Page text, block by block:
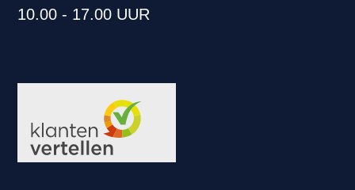
10.00 - 17.00 UUR